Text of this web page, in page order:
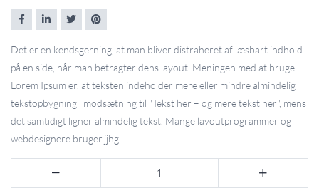
Det er en kendsgerning, at man bliver distraheret af læsbart indhold
på en side, når man betragter dens layout. Meningen med at bruge
Lorem Ipsum er, at teksten indeholder mere eller mindre almindelig
tekstopbygning i modsætning til "Tekst her – og mere tekst her", mens
det samtidigt ligner almindelig tekst. Mange layoutprogrammer og
webdesignere bruger.jjhg
 